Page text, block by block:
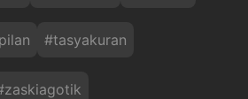
#tasyakuran
zaskiagotik